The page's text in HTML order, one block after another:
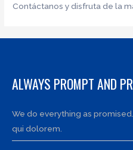
Contáctanos y disfruta de la
ALWAYS PROMPT AND
We do everything as
qui dolorem.